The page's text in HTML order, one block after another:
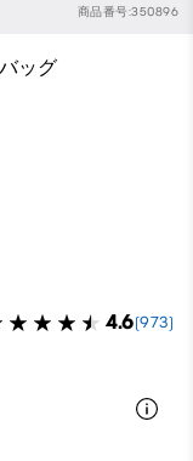
商品番号:350896
ッグ
4.6(973)